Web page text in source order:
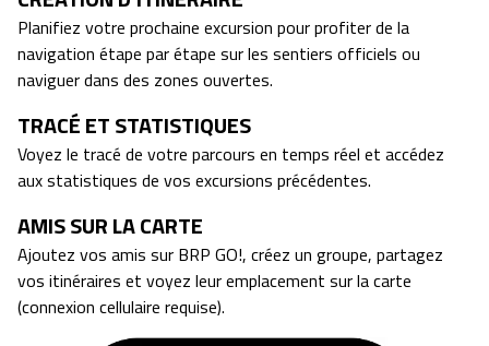
Planifiez votre prochaine excursion pour profiter de la
navigation étape par étape sur les sentiers officiels ou
naviguer dans des zones ouvertes.
TRACÉ ET STATISTIQUES
Voyez le tracé de votre parcours en temps réel et accédez
aux statistiques de vos excursions précédentes.
AMIS SUR LA CARTE
Ajoutez vos amis sur BRP GO!, créez un groupe, partagez
vos itinéraires et voyez leur emplacement sur la carte
(connexion cellulaire requise).